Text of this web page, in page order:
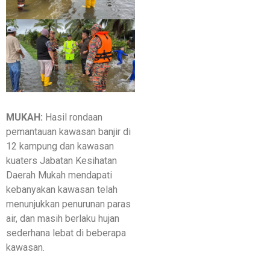
MUKAH: Hasil rondaan
pemantauan kawasan banjir di
12 kampung dan kawasan
kuaters Jabatan Kesihatan
Daerah Mukah mendapati
kebanyakan kawasan telah
menunjukkan penurunan paras
air, dan masih berlaku hujan
sederhana lebat di beberapa
kawasan.